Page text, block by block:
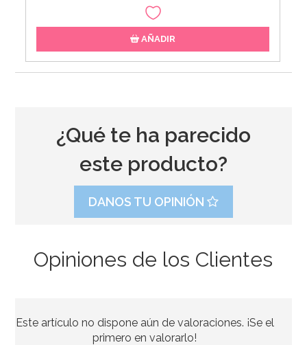
AÑADIR
4,95€
¿Qué te ha parecido
este producto?
DANOS TU OPINIÓN
Opiniones de los Clientes
Este artículo no dispone aún de valoraciones. ¡Se el
primero en valorarlo!